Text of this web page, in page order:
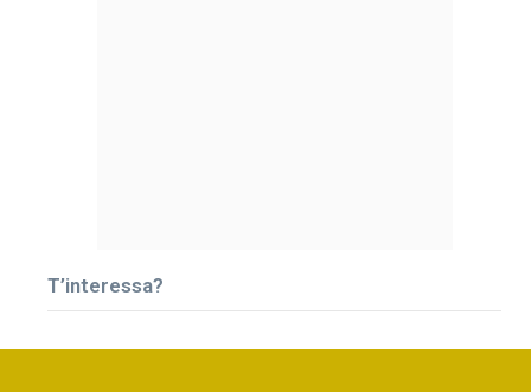
T’interessa?